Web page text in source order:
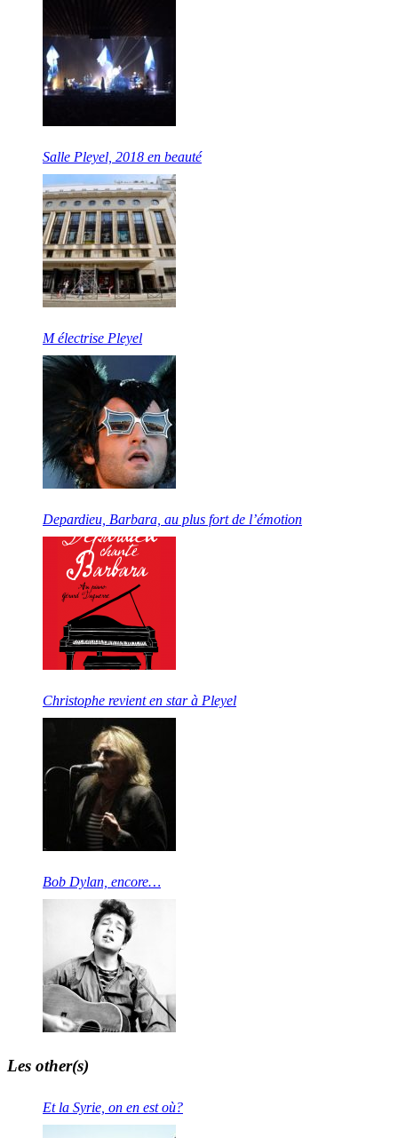
Salle Pleyel, 2018 en beauté
M électrise Pleyel
Depardieu, Barbara, au plus fort de l’émotion
Christophe revient en star à Pleyel
Bob Dylan, encore…
Les other(s)
Et la Syrie, on en est où?